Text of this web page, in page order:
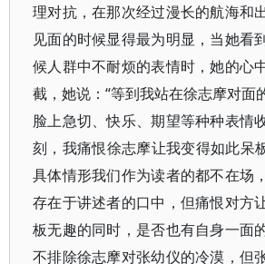
理对抗，在那次经过漫长的航海和
见面的时候显得最为明显，当她看
候人群中不耐烦的表情时，她的心
截，她说：“等到我站在徐志摩对面
脸上急切、快乐、期望等种种表情
刻，我痛恨徐志摩让我变得如此呆
具体情形我们作为读者的都不在场
存在于讲述者的口中，但痛恨对方
板无趣的同时，是否也有自身一面
不排除徐志摩对张幼仪的冷漠，但